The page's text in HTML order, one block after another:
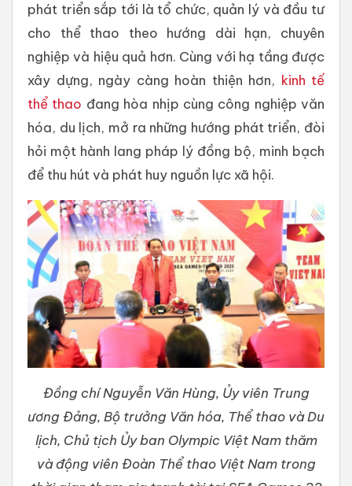
phát triển sắp tới là tổ chức, quản lý và đầu tư
cho thể thao theo hướng dài hạn, chuyên
nghiệp và hiệu quả hơn. Cùng với hạ tầng được
xây dựng, ngày càng hoàn thiện hơn, kinh tế
thể thao đang hòa nhịp cùng công nghiệp văn
hóa, du lịch, mở ra những hướng phát triển, đòi
hỏi một hành lang pháp lý đồng bộ, minh bạch
để thu hút và phát huy nguồn lực xã hội.
Đồng chí Nguyễn Văn Hùng, Ủy viên Trung
ương Đảng, Bộ trưởng Văn hóa, Thể thao và Du
lịch, Chủ tịch Ủy ban Olympic Việt Nam thăm
và động viên Đoàn Thể thao Việt Nam trong